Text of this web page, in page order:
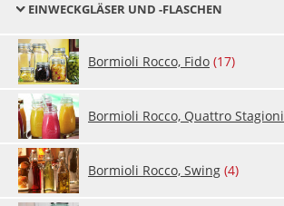
EINWECKGLÄSER UND -FLASCHEN
Bor­mio­li Roc­co, Fi­do (17)
Bor­mio­li Roc­co, Quat­tro Sta­gio­ni
Bor­mio­li Roc­co, Swing (4)